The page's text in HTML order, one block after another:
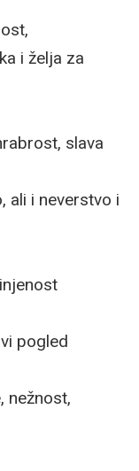
i želja za
slava
ali i neverstvo i
pogled
nežnost,